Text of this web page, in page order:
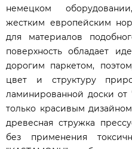
немецком
жестким европейским
для материалов
поверхность обладает
дорогим паркетом,
цвет и структуру
ламинированной доски от
только красивым
древесная стружка
без применения